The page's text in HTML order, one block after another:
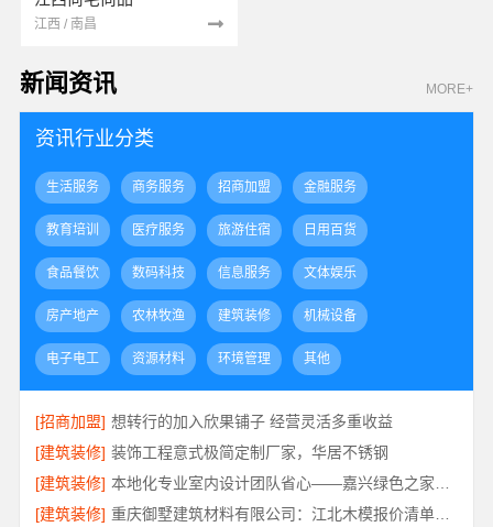
江西 / 南昌
新闻资讯 MORE+
资讯行业分类
生活服务 商务服务 招商加盟 金融服务
教育培训 医疗服务 旅游住宿 日用百货
食品餐饮 数码科技 信息服务 文体娱乐
房产地产 农林牧渔 建筑装修 机械设备
电子电工 资源材料 环境管理 其他
[招商加盟] 想转行的加入欣果铺子 经营灵活多重收益
[建筑装修] 装饰工程意式极简定制厂家，华居不锈钢
[建筑装修]
[建筑装修]
重庆御墅建筑材料有限公司：江北木模报价清单工期短